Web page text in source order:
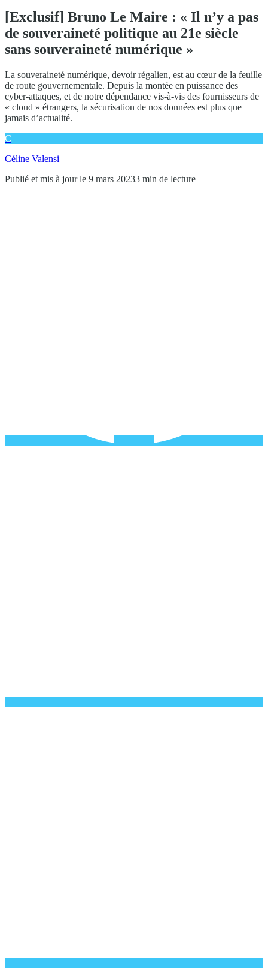
[Exclusif] Bruno Le Maire : « Il n’y a pas
de souveraineté politique au 21e siècle
sans souveraineté numérique »
La souveraineté numérique, devoir régalien, est au cœur de la feuille
de route gouvernementale. Depuis la montée en puissance des
cyber-attaques, et de notre dépendance vis-à-vis des fournisseurs de
« cloud » étrangers, la sécurisation de nos données est plus que
jamais d’actualité.
C
Céline Valensi
Publié et mis à jour le 9 mars 20233 min de lecture